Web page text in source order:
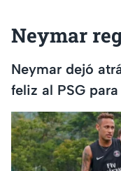
Neymar
Neymar dejó
feliz al PSG